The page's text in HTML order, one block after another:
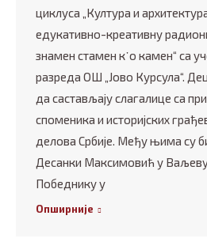
циклуса „Култура и
едукативно-креативну
знамен стамен к᾿о камен“ са
разреда ОШ „Јово Курсула“.
да састављају слагалице са
споменика и историјских
делова Србије. Међу њима су
Десанки Максимовић у
Победнику у
Опширније